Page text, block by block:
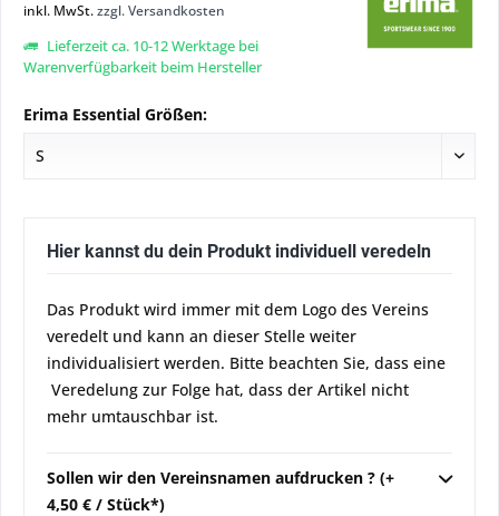
inkl. MwSt.zzgl. Versandkosten
Lieferzeit ca. 10-12 Werktage bei
Warenverfügbarkeit beim Hersteller
Erima Essential Größen:
Hier kannst du dein Produkt individuell veredeln
Das Produkt wird immer mit dem Logo des Vereins
veredelt und kann an dieser Stelle weiter
individualisiert werden. Bitte beachten Sie, dass eine
Veredelung zur Folge hat, dass der Artikel nicht
mehr umtauschbar ist.
Sollen wir den Vereinsnamen aufdrucken ? (+
4,50 € / Stück*)